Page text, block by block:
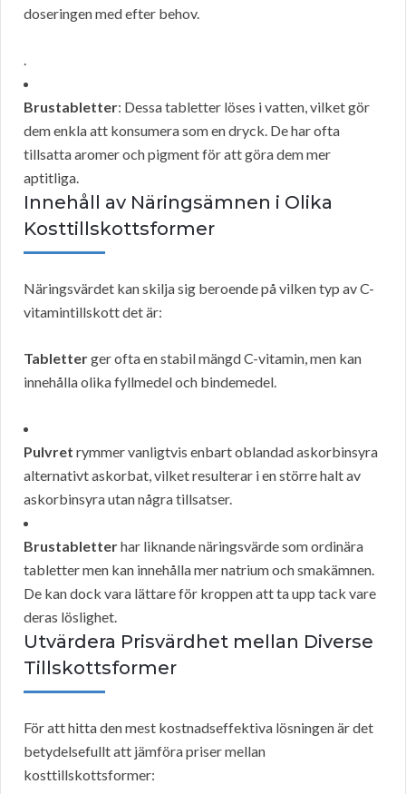
doseringen med efter behov.
.
Brustabletter: Dessa tabletter löses i vatten, vilket gör
dem enkla att konsumera som en dryck. De har ofta
tillsatta aromer och pigment för att göra dem mer
aptitliga.
Innehåll av Näringsämnen i Olika
Kosttillskottsformer
Näringsvärdet kan skilja sig beroende på vilken typ av C-
vitamintillskott det är:
Tabletterger ofta en stabil mängd C-vitamin, men kan
innehålla olika fyllmedel och bindemedel.
Pulvret rymmer vanligtvis enbart oblandad askorbinsyra
alternativt askorbat, vilket resulterar i en större halt av
askorbinsyra utan några tillsatser.
Brustabletterhar liknande näringsvärde som ordinära
tabletter men kan innehålla mer natrium och smakämnen.
De kan dock vara lättare för kroppen att ta upp tack vare
deras löslighet.
Utvärdera Prisvärdhet mellan Diverse
Tillskottsformer
För att hitta den mest kostnadseffektiva lösningen är det
betydelsefullt att jämföra priser mellan
kosttillskottsformer: